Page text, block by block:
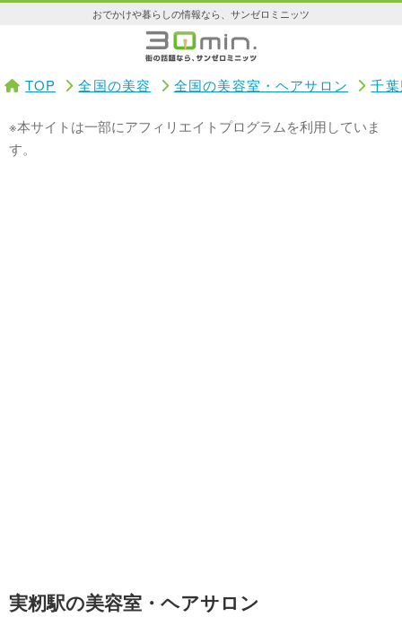
おでかけや暮らしの情報なら、サンゼロミニッツ
TOP 全国の美容 全国の美容室・ヘアサロン 千
※本サイトは一部にアフィリエイトプログラムを利用していま
す。
実籾駅の美容室・ヘアサロン